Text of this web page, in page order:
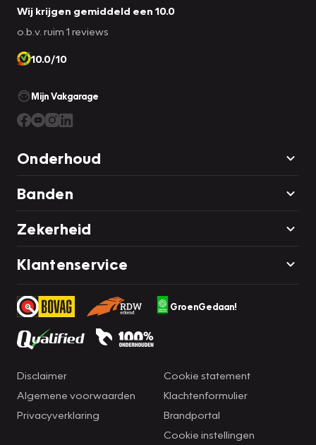
Wij krijgen gemiddeld een 10.0
o.b.v. ruim 1 reviews
10.0/10
Mijn Vakgarage
Onderhoud
Banden
Zekerheid
Klantenservice
GroenGedaan!
Disclaimer
Algemene voorwaarden
Privacyverklaring
Cookie statement
Klachtenformulier
Brandportal
Cookie instellingen